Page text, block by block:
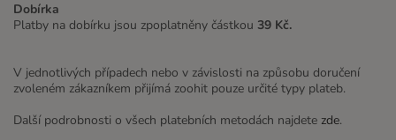
Dobírka
Platby na dobírku jsou zpoplatněny částkou 39 Kč.
V jednotlivých případech nebo v závislosti na způsobu doručení
zvoleném zákazníkem přijímá zoohit pouze určité typy plateb.
Další podrobnosti o všech platebních metodách najdete zde.